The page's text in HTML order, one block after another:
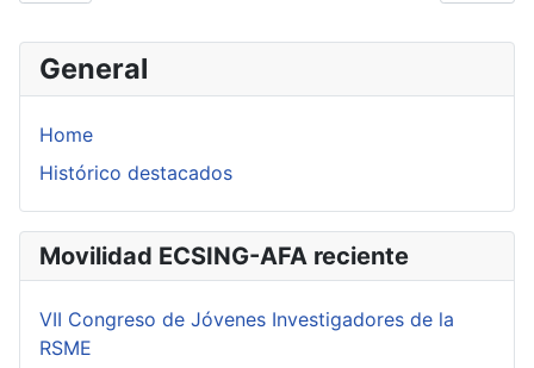
General
Home
Histórico destacados
Movilidad ECSING-AFA reciente
VII Congreso de Jóvenes Investigadores de la
RSME